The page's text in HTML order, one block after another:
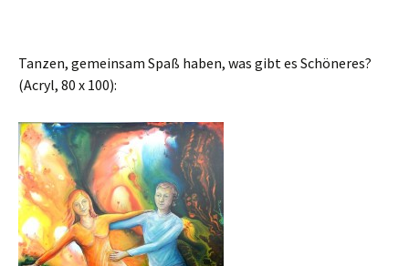
Tanzen, gemeinsam Spaß haben, was gibt es Schöneres?
(Acryl, 80 x 100):